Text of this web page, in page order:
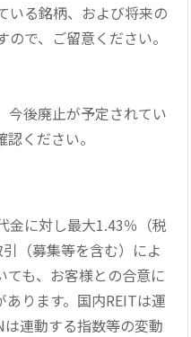
いる銘柄、および将来の
で、ご留意ください。
今後廃止が予定されてい
ください。
金に対し最大1.43％（税
（募集等を含む）によ
ても、お客様との合意に
ります。国内REITは運
連動する指数等の変動